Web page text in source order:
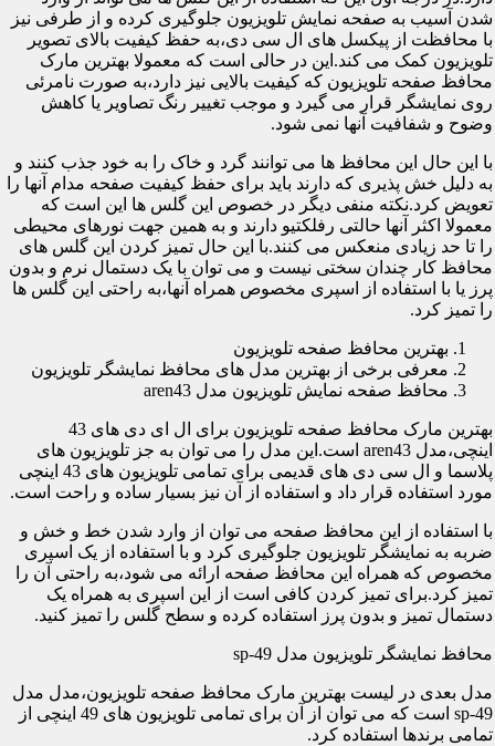
شدن آسیب به صفحه نمایش تلویزیون جلوگیری کرده و از طرفی نیز
با محافظت از پیکسل های ال سی دی،به حفظ کیفیت بالای تصویر
تلویزیون کمک می کند.این در حالی است که معمولا بهترین مارک
محافظ صفحه تلویزیون که کیفیت بالایی نیز دارد،به صورت نامرئی
روی نمایشگر قرار می گیرد و موجب تغییر رنگ تصاویر یا کاهش
وضوح و شفافیت آنها نمی شود.
با این حال این محافظ ها می توانند گرد و خاک را به خود جذب کنند و
به دلیل خش پذیری که دارند باید برای حفظ کیفیت صفحه مدام آنها را
تعویض کرد.نکته منفی دیگر در خصوص این گلس ها این است که
معمولا اکثر آنها حالتی رفلکتیو دارند و به همین جهت نورهای محیطی
را تا حد زیادی منعکس می کنند.با این حال تمیز کردن این گلس های
محافظ کار چندان سختی نیست و می توان با یک دستمال نرم و بدون
پرز یا با استفاده از اسپری مخصوص همراه آنها،به راحتی این گلس ها
را تمیز کرد.
بهترین محافظ صفحه تلویزیون
معرفی برخی از بهترین مدل های محافظ نمایشگر تلویزیون
محافظ صفحه نمایش تلویزیون مدل aren43
بهترین مارک محافظ صفحه تلویزیون برای ال ای دی های 43
اینچی،مدل aren43 است.این مدل را می توان به جز تلویزیون های
پلاسما و ال سی دی های قدیمی برای تمامی تلویزیون های 43 اینچی
مورد استفاده قرار داد و استفاده از آن نیز بسیار ساده و راحت است.
با استفاده از این محافظ صفحه می توان از وارد شدن خط و خش و
ضربه به نمایشگر تلویزیون جلوگیری کرد و با استفاده از یک اسپری
مخصوص که همراه این محافظ صفحه ارائه می شود،به راحتی آن را
تمیز کرد.برای تمیز کردن کافی است از این اسپری به همراه یک
دستمال تمیز و بدون پرز استفاده کرده و سطح گلس را تمیز کنید.
محافظ نمایشگر تلویزیون مدل sp-49
مدل بعدی در لیست بهترین مارک محافظ صفحه تلویزیون،مدل مدل
sp-49 است که می توان از آن برای تمامی تلویزیون های 49 اینچی از
تمامی برندها استفاده کرد.